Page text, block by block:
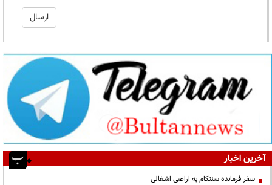
آخرین اخبار
سفر فرمانده سنتکام به اراضی اشغالی